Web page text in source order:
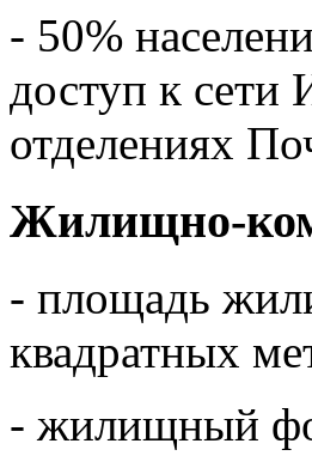
- 50%
доступ к сети
отделениях
Жилищно-
- площадь
квадратных
- жилищный